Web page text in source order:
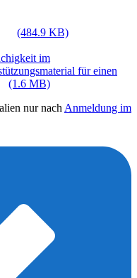
(484.9 KB)
im
für einen
(1.6 MB)
nur nach Anmeldung im